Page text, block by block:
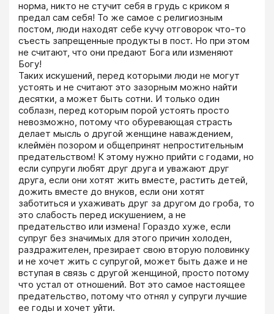
норма, никто не стучит себя в грудь с криком я
предал сам себя! То же самое с религиозным
постом, люди находят себе кучу отговорок что-то
съесть запрещенные продукты в пост. Но при этом
не считают, что они предают Бога или изменяют
Богу!
Таких искушений, перед которыми люди не могут
устоять и не считают это зазорным можно найти
десятки, а может быть сотни. И только один
соблазн, перед которым порой устоять просто
невозможно, потому что обуревающая страсть
делает мысль о другой женщине наваждением,
клеймён позором и общепринят непростительным
предательством! К этому нужно прийти с годами, но
если супруги любят друг друга и уважают друг
друга, если они хотят жить вместе, растить детей,
дожить вместе до внуков, если они хотят
заботиться и ухаживать друг за другом до гроба, то
это слабость перед искушением, а не
предательство или измена! Гораздо хуже, если
супруг без значимых для этого причин холоден,
раздражителен, презирает свою вторую половинку
и не хочет жить с супругой, может быть даже и не
вступая в связь с другой женщиной, просто потому
что устал от отношений. Вот это самое настоящее
предательство, потому что отнял у супруги лучшие
ее годы и хочет уйти.